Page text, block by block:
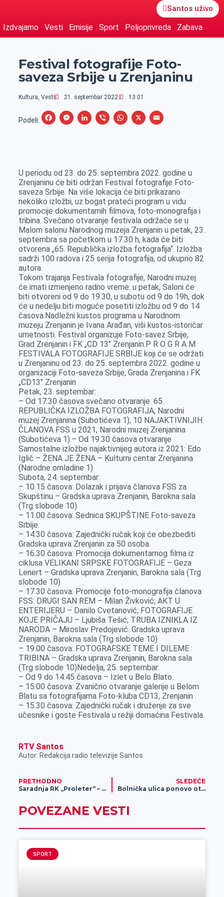
Santos uživo
Izdvajamo Vesti Emisije Sport Poljoprivreda Zabava
Festival fotografije Foto-
saveza Srbije u Zrenjaninu
Kultura, Vesti 21. septembar 2022. 13:01
Podeli:
F
b
o
o
k
M
e
n
g
e
r
L
e
d
I
n
V
r
W
s
A
p
p
X
E
l
U periodu od 23. do 25. septembra 2022. godine u
Zrenjaninu će biti održan Festival fotografije Foto-
saveza Srbije. Na više lokacija će biti prikazano
nekoliko izložbi, uz bogat prateći program u vidu
promocije dokumentarnih filmova, foto-monografija i
tribina. Svečano otvaranje festivala održaće se u
Malom salonu Narodnog muzeja Zrenjanin u petak, 23.
septembra sa početkom u 17.30 h, kada će biti
otvorena „65. Republička izložba fotografija“. Izložba
sadrži 100 radova i 25 serija fotografija, od ukupno 82
autora.
Tokom trajanja Festivala fotografije, Narodni muzej
će imati izmenjeno radno vreme: u petak, Saloni će
biti otvoreni od 9 do 19.30, u subotu od 9 do 19h, dok
će u nedelju biti moguće posetiti izložbu od 9 do 14
časova.Nadležni kustos programa u Narodnom
muzeju Zrenjanin je Ivana Arađan, viši kustos-istoričar
umetnosti. Festival organizuje Foto-savez Srbije,
Grad Zrenjanin i FK „CD 13″ Zrenjanin.P R O G R A M
FESTIVALA FOTOGRAFIJE SRBIJE koji će se održati
u Zrenjaninu od 23. do 25. septembra 2022. godine u
organizaciji Foto-saveza Srbije, Grada Zrenjanina i FK
„CD13″ Zrenjanin
Petak, 23. septembar:
– Od 17.30 časova svečano otvaranje: 65.
REPUBLIČKA IZLOŽBA FOTOGRAFIJA, Narodni
muzej Zrenjanina (Subotićeva 1); 10 NAJAKTIVNIJIH
ČLANOVA FSS u 2021, Narodni muzej Zrenjanina
(Subotićeva 1).– Od 19.30 časova otvaranje
Samostalne izložbe najaktivnijeg autora iz 2021: Edo
Iglič – ŽENA JE ŽENA – Kulturni centar Zrenjanina
(Narodne omladine 1)
Subota, 24. septembar:
– 10.15 časova: Dolazak i prijava članova FSS za
Skupštinu – Gradska uprava Zrenjanin, Barokna sala
(Trg slobode 10)
– 11.00 časova: Sednica SKUPŠTINE Foto-saveza
Srbije.
– 14.30 časova: Zajednički ručak koji će obezbediti
Gradska uprava Zrenjanin za 50 osoba.
– 16.30 časova: Promocija dokumentarnog filma iz
ciklusa VELIKANI SRPSKE FOTOGRAFIJE – Geza
Lenert – Gradska uprava Zrenjanin, Barokna sala (Trg
slobode 10)
– 17.30 časova: Promocije foto-monografija članova
FSS: DRUGI SAN REM – Milan Živković; AKT U
ENTERIJERU – Danilo Cvetanović; FOTOGRAFIJE
KOJE PRIČAJU – Ljubiša Tešić; TRUBA IZNIKLA IZ
NARODA – Miroslav Predojević. Gradska uprava
Zrenjanin, Barokna sala (Trg slobode 10)
– 19.00 časova: FOTOGRAFSKE TEME I DILEME :
TRIBINA – Gradska uprava Zrenjanin, Barokna sala
(Trg slobode 10)Nedelja, 25. septembar:
– Od 9 do 14.45 časova – Izlet u Belo Blato.
– 15.00 časova: Zvanično otvaranje galerije u Belom
Blatu sa fotografijama Foto-kluba CD13, Zrenjanin
– 15.30 časova: Zajednički ručak i druženje za sve
učesnike i goste Festivala u režiji domaćina Festivala.
RTV Santos
Autor: Redakcija radio televizije Santos
PRETHODNO
Saradnja RK „Proleter“ – ORK „Zrenjanin“
SLEDEĆE
Bolnička ulica ponovo otvorena za saobraćaj
POVEZANE VESTI
SPORT